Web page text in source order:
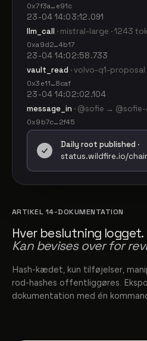
0x7f3a…e91c
23-04 14:03:12.091
llm_call · mistral-large · 1243
0xa9d2…4b17
23-04 14:02:58.733
vault_read · volvo-q1-proposal
0x3e11…8caf
23-04 14:02:02.104
message_in · @sofie →
0x9b7c…2f45
Daily root published ·
status.wildfire.io/
ARTIKEL 14-DOKUMENTATION
Hver beslutning logget.
Kan bevises over for
Hash-kædet, kun tilføjelser,
rod-hashes offentliggøres.
dokumentation med én